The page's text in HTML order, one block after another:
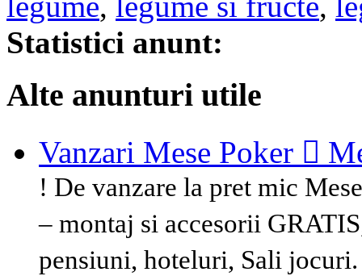
Statistici anunt:
Alte anunturi utile
Vanzari Mese Poker 
! De vanzare la pret mic
– montaj si accesorii
pensiuni, hoteluri, Sali